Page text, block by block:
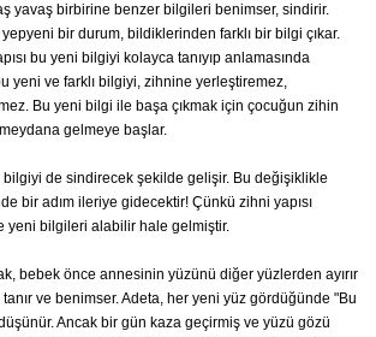
yavaş birbirine benzer bilgileri benimser, sindirir.
yepyeni bir durum, bildiklerinden farklı bir bilgi çıkar.
bu yeni bilgiyi kolayca tanıyıp anlamasında
yeni ve farklı bilgiyi, zihnine yerleştiremez,
Bu yeni bilgi ile başa çıkmak için çocuğun zihin
gelmeye başlar.
de sindirecek şekilde gelişir. Bu değişiklikle
bir adım ileriye gidecektir! Çünkü zihni yapısı
yeni bilgileri alabilir hale gelmiştir.
bebek önce annesinin yüzünü diğer yüzlerden ayırır
ve benimser. Adeta, her yeni yüz gördüğünde "Bu
Ancak bir gün kaza geçirmiş ve yüzü gözü